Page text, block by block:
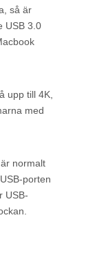
så är
USB 3.0
upp till 4K,
med
normalt
porten
USB-